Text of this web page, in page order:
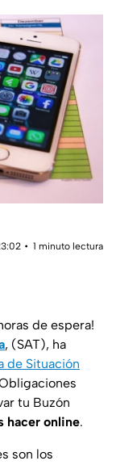
1 minuto lectura
de espera!
, (SAT), ha
de Situación
tu Buzón
hacer online.
son los